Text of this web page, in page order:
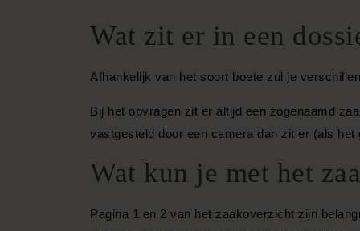
Wat zit er in een
Afhankelijk van het soort boete zul je
Bij het opvragen zit er altijd een zogenaamd
vastgesteld door een camera dan zit er (als
Wat kun je met het
Pagina 1 en 2 van het zaakoverzicht zijn